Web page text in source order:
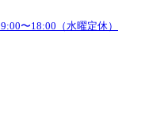
9:00〜18:00（水曜定休）